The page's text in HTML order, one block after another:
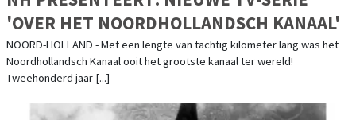
'OVER HET NOORDHOLLANDSCH KANAAL'
NOORD-HOLLAND - Met een lengte van tachtig kilometer lang was het
Noordhollandsch Kanaal ooit het grootste kanaal ter wereld!
Tweehonderd jaar [...]